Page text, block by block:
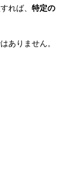
れば、 特定の
ありません。